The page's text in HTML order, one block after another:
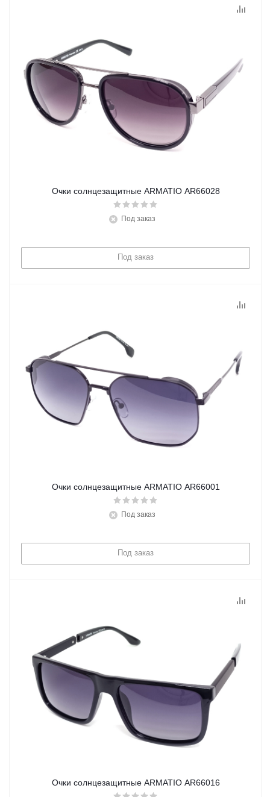
Очки солнцезащитные ARMATIO AR66028
Под заказ
Под заказ
Очки солнцезащитные ARMATIO AR66001
Под заказ
Под заказ
Очки солнцезащитные ARMATIO AR66016